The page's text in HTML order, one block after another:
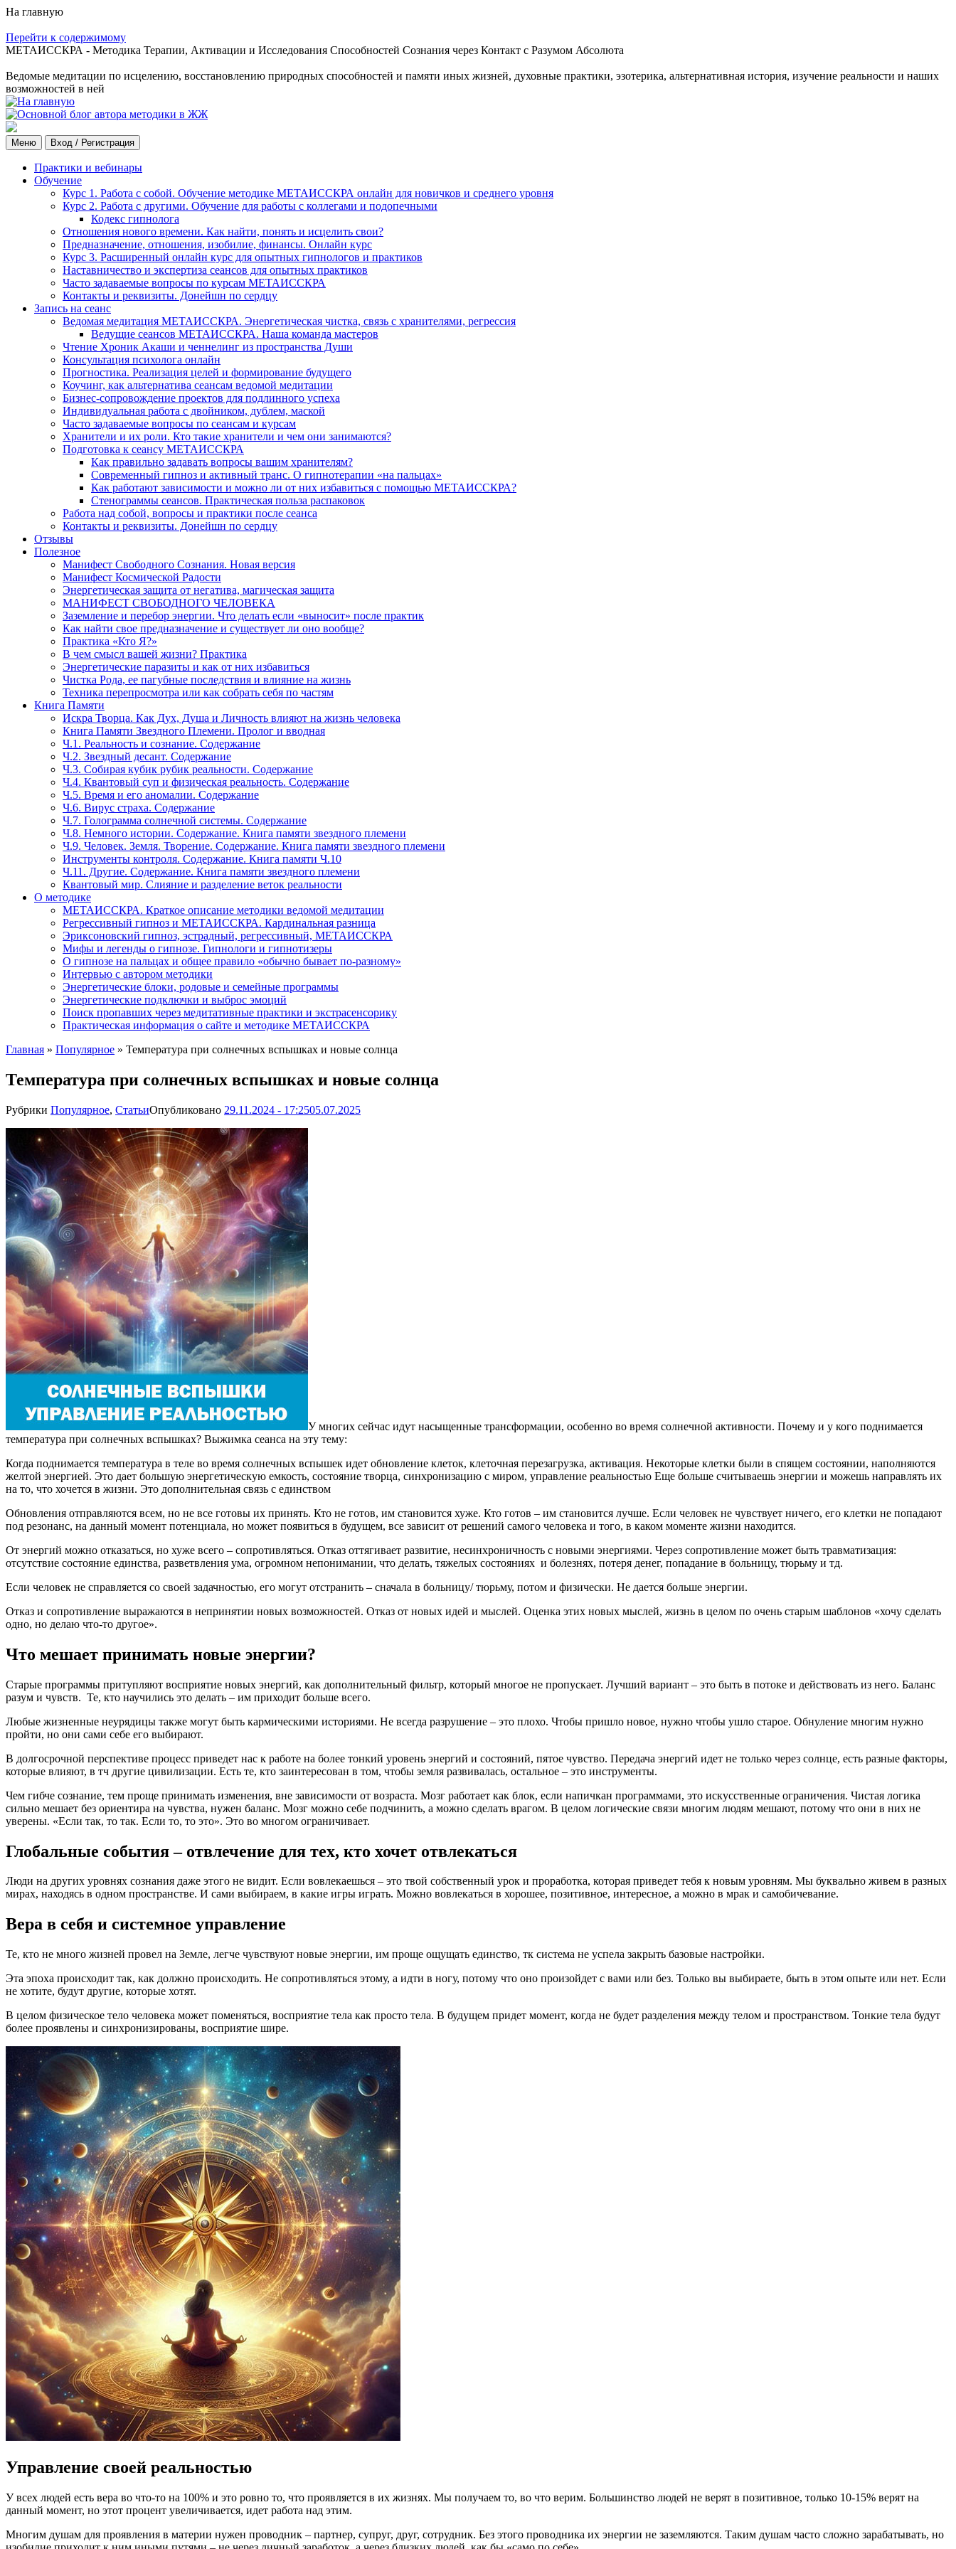
На главную
Перейти к содержимому
МЕТАИССКРА - Методика Терапии, Активации и Исследования Способностей Сознания через Контакт с Разумом Абсолюта
Ведомые медитации по исцелению, восстановлению природных способностей и памяти иных жизней, духовные практики, эзотерика, альтернативная история, изучение реальности и наших
возможностей в ней
Меню Вход / Регистрация
Практики и вебинары
Обучение
Курс 1. Работа с собой. Обучение методике МЕТАИССКРА онлайн для новичков и среднего уровня
Курс 2. Работа с другими. Обучение для работы с коллегами и подопечными
Кодекс гипнолога
Отношения нового времени. Как найти, понять и исцелить свои?
Предназначение, отношения, изобилие, финансы. Онлайн курс
Курс 3. Расширенный онлайн курс для опытных гипнологов и практиков
Наставничество и экспертиза сеансов для опытных практиков
Часто задаваемые вопросы по курсам МЕТАИССКРА
Контакты и реквизиты. Донейшн по сердцу
Запись на сеанс
Ведомая медитация МЕТАИССКРА. Энергетическая чистка, связь с хранителями, регрессия
Ведущие сеансов МЕТАИССКРА. Наша команда мастеров
Чтение Хроник Акаши и ченнелинг из пространства Души
Консультация психолога онлайн
Прогностика. Реализация целей и формирование будущего
Коучинг, как альтернатива сеансам ведомой медитации
Бизнес-сопровождение проектов для подлинного успеха
Индивидуальная работа с двойником, дублем, маской
Часто задаваемые вопросы по сеансам и курсам
Хранители и их роли. Кто такие хранители и чем они занимаются?
Подготовка к сеансу МЕТАИССКРА
Как правильно задавать вопросы вашим хранителям?
Современный гипноз и активный транс. О гипнотерапии «на пальцах»
Как работают зависимости и можно ли от них избавиться с помощью МЕТАИССКРА?
Стенограммы сеансов. Практическая польза распаковок
Работа над собой, вопросы и практики после сеанса
Контакты и реквизиты. Донейшн по сердцу
Отзывы
Полезное
Манифест Свободного Сознания. Новая версия
Манифест Космической Радости
Энергетическая защита от негатива, магическая защита
МАНИФЕСТ СВОБОДНОГО ЧЕЛОВЕКА
Заземление и перебор энергии. Что делать если «выносит» после практик
Как найти свое предназначение и существует ли оно вообще?
Практика «Кто Я?»
В чем смысл вашей жизни? Практика
Энергетические паразиты и как от них избавиться
Чистка Рода, ее пагубные последствия и влияние на жизнь
Техника перепросмотра или как собрать себя по частям
Книга Памяти
Искра Творца. Как Дух, Душа и Личность влияют на жизнь человека
Книга Памяти Звездного Племени. Пролог и вводная
Ч.1. Реальность и сознание. Содержание
Ч.2. Звездный десант. Содержание
Ч.3. Собирая кубик рубик реальности. Содержание
Ч.4. Квантовый суп и физическая реальность. Содержание
Ч.5. Время и его аномалии. Содержание
Ч.6. Вирус страха. Содержание
Ч.7. Голограмма солнечной системы. Содержание
Ч.8. Немного истории. Содержание. Книга памяти звездного племени
Ч.9. Человек. Земля. Творение. Содержание. Книга памяти звездного племени
Инструменты контроля. Содержание. Книга памяти Ч.10
Ч.11. Другие. Содержание. Книга памяти звездного племени
Квантовый мир. Слияние и разделение веток реальности
О методике
МЕТАИССКРА. Краткое описание методики ведомой медитации
Регрессивный гипноз и МЕТАИССКРА. Кардинальная разница
Эриксоновский гипноз, эстрадный, регрессивный, МЕТАИССКРА
Мифы и легенды о гипнозе. Гипнологи и гипнотизеры
О гипнозе на пальцах и общее правило «обычно бывает по-разному»
Интервью с автором методики
Энергетические блоки, родовые и семейные программы
Энергетические подключки и выброс эмоций
Поиск пропавших через медитативные практики и экстрасенсорику
Практическая информация о сайте и методике МЕТАИССКРА
Главная » Популярное » Температура при солнечных вспышках и новые солнца
Температура при солнечных вспышках и новые солнца
Рубрики Популярное, СтатьиОпубликовано 29.11.2024 - 17:2505.07.2025
У многих сейчас идут насыщенные трансформации, особенно во время солнечной активности. Почему и у кого поднимается
температура при солнечных вспышках? Выжимка сеанса на эту тему:
Когда поднимается температура в теле во время солнечных вспышек идет обновление клеток, клеточная перезагрузка, активация. Некоторые клетки были в спящем состоянии, наполняются
желтой энергией. Это дает большую энергетическую емкость, состояние творца, синхронизацию с миром, управление реальностью Еще больше считываешь энергии и можешь направлять их
на то, что хочется в жизни. Это дополнительная связь с единством
Обновления отправляются всем, но не все готовы их принять. Кто не готов, им становится хуже. Кто готов – им становится лучше. Если человек не чувствует ничего, его клетки не попадают
под резонанс, на данный момент потенциала, но может появиться в будущем, все зависит от решений самого человека и того, в каком моменте жизни находится.
От энергий можно отказаться, но хуже всего – сопротивляться. Отказ оттягивает развитие, несинхроничность с новыми энергиями. Через сопротивление может быть травматизация:
отсутствие состояние единства, разветвления ума, огромном непонимании, что делать, тяжелых состояниях и болезнях, потеря денег, попадание в больницу, тюрьму и тд.
Если человек не справляется со своей задачностью, его могут отстранить – сначала в больницу/ тюрьму, потом и физически. Не дается больше энергии.
Отказ и сопротивление выражаются в непринятии новых возможностей. Отказ от новых идей и мыслей. Оценка этих новых мыслей, жизнь в целом по очень старым шаблонов «хочу сделать
одно, но делаю что-то другое».
Что мешает принимать новые энергии?
Старые программы притупляют восприятие новых энергий, как дополнительный фильтр, который многое не пропускает. Лучший вариант – это быть в потоке и действовать из него. Баланс
разум и чувств. Те, кто научились это делать – им приходит больше всего.
Любые жизненные неурядицы также могут быть кармическими историями. Не всегда разрушение – это плохо. Чтобы пришло новое, нужно чтобы ушло старое. Обнуление многим нужно
пройти, но они сами себе его выбирают.
В долгосрочной перспективе процесс приведет нас к работе на более тонкий уровень энергий и состояний, пятое чувство. Передача энергий идет не только через солнце, есть разные факторы,
которые влияют, в тч другие цивилизации. Есть те, кто заинтересован в том, чтобы земля развивалась, остальное – это инструменты.
Чем гибче сознание, тем проще принимать изменения, вне зависимости от возраста. Мозг работает как блок, если напичкан программами, это искусственные ограничения. Чистая логика
сильно мешает без ориентира на чувства, нужен баланс. Мозг можно себе подчинить, а можно сделать врагом. В целом логические связи многим людям мешают, потому что они в них не
уверены. «Если так, то так. Если то, то это». Это во многом ограничивает.
Глобальные события – отвлечение для тех, кто хочет отвлекаться
Люди на других уровнях сознания даже этого не видит. Если вовлекаешься – это твой собственный урок и проработка, которая приведет тебя к новым уровням. Мы буквально живем в разных
мирах, находясь в одном пространстве. И сами выбираем, в какие игры играть. Можно вовлекаться в хорошее, позитивное, интересное, а можно в мрак и самобичевание.
Вера в себя и системное управление
Те, кто не много жизней провел на Земле, легче чувствуют новые энергии, им проще ощущать единство, тк система не успела закрыть базовые настройки.
Эта эпоха происходит так, как должно происходить. Не сопротивляться этому, а идти в ногу, потому что оно произойдет с вами или без. Только вы выбираете, быть в этом опыте или нет. Если
не хотите, будут другие, которые хотят.
В целом физическое тело человека может поменяться, восприятие тела как просто тела. В будущем придет момент, когда не будет разделения между телом и пространством. Тонкие тела будут
более проявлены и синхронизированы, восприятие шире.
Управление своей реальностью
У всех людей есть вера во что-то на 100% и это ровно то, что проявляется в их жизнях. Мы получаем то, во что верим. Большинство людей не верят в позитивное, только 10-15% верят на
данный момент, но этот процент увеличивается, идет работа над этим.
Многим душам для проявления в материи нужен проводник – партнер, супруг, друг, сотрудник. Без этого проводника их энергии не заземляются. Таким душам часто сложно зарабатывать, но